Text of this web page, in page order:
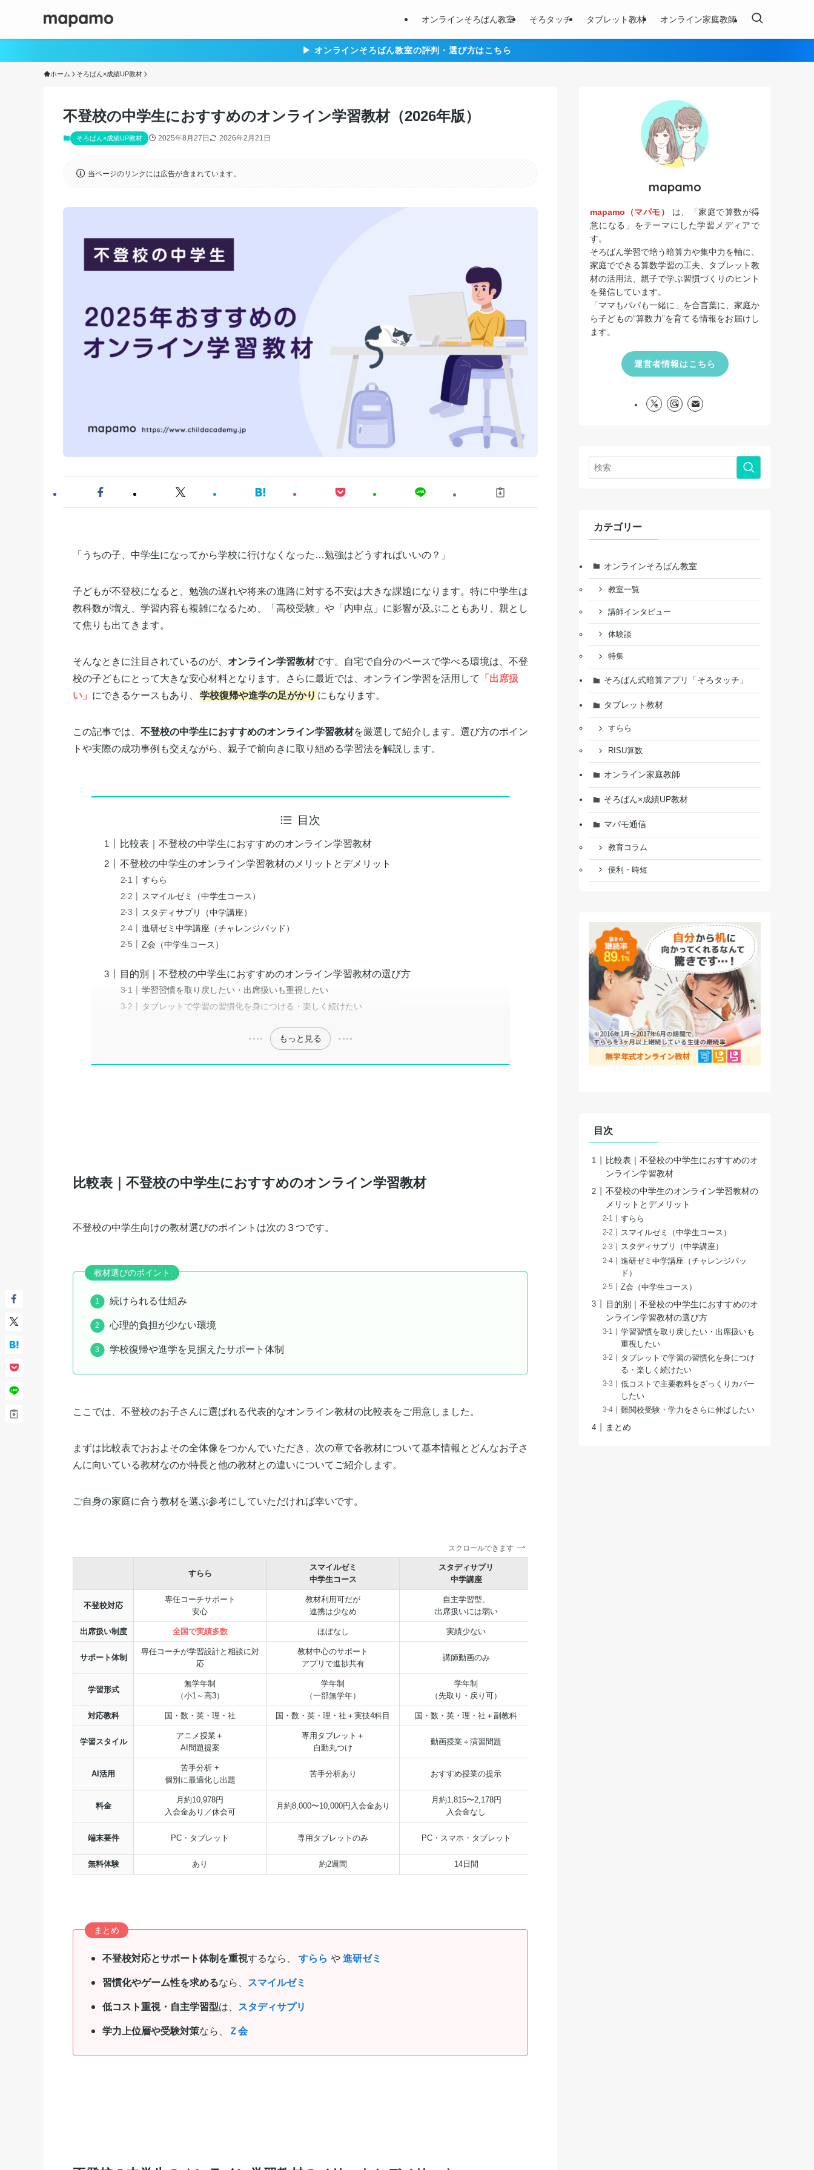
オンラインそろばん教室 そろタッチ タブレット教材 オンライン家庭教師
▶︎ オンラインそろばん教室の評判・選び方はこちら
ホーム そろばん×成績UP教材
不登校の中学生におすすめのオンライン学習教材（2026年版）
そろばん×成績UP教材 2025年8月27日 2026年2月21日
当ページのリンクには広告が含まれています。
「うちの子、中学生になってから学校に行けなくなった…勉強はどうすればいいの？」
子どもが不登校になると、勉強の遅れや将来の進路に対する不安は大きな課題になります。特に中学生は
教科数が増え、学習内容も複雑になるため、「高校受験」や「内申点」に影響が及ぶこともあり、親とし
て焦りも出てきます。
そんなときに注目されているのが、 オンライン学習教材です。自宅で自分のペースで学べる環境は、不登
校の子どもにとって大きな安心材料となります。さらに最近では、オンライン学習を活用して
「出席扱
い」 にできるケースもあり、 学校復帰や進学の足がかり にもなります。
この記事では、 不登校の中学生におすすめのオンライン学習教材を厳選して紹介します。選び方のポイン
トや実際の成功事例も交えながら、親子で前向きに取り組める学習法を解説します。
目次
比較表｜不登校の中学生におすすめのオンライン学習教材
不登校の中学生のオンライン学習教材のメリットとデメリット
すらら
スマイルゼミ（中学生コース）
スタディサプリ（中学講座）
進研ゼミ中学講座（チャレンジパッド）
Z会（中学生コース）
目的別｜不登校の中学生におすすめのオンライン学習教材の選び方
学習習慣を取り戻したい・出席扱いも重視したい
タブレットで学習の習慣化を身につける・楽しく続けたい
もっと見る
比較表｜不登校の中学生におすすめのオンライン学習教材
不登校の中学生向けの教材選びのポイントは次の３つです。
教材選びのポイント
続けられる仕組み
心理的負担が少ない環境
学校復帰や進学を見据えたサポート体制
ここでは、不登校のお子さんに選ばれる代表的なオンライン教材の比較表をご用意しました。
まずは比較表でおおよその全体像をつかんでいただき、次の章で各教材について基本情報とどんなお子さ
んに向いている教材なのか特長と他の教材との違いについてご紹介します。
ご自身の家庭に合う教材を選ぶ参考にしていただければ幸いです。
スクロールできます
すらら
スマイルゼミ
中学生コース
スタディサプリ
中学講座
不登校対応
専任コーチサポート
安心
教材利用可だが
連携は少なめ
自主学習型、
出席扱いには弱い
出席扱い制度 全国で実績多数 ほぼなし 実績少ない
サポート体制
専任コーチが学習設計と相談に対
応
教材中心のサポート
アプリで進捗共有
講師動画のみ
学習形式
無学年制
（小1～高3）
学年制
（一部無学年）
学年制
（先取り・戻り可）
対応教科 国・数・英・理・社 国・数・英・理・社＋実技4科目 国・数・英・理・社＋副教科
学習スタイル
アニメ授業＋
AI問題提案
専用タブレット＋
自動丸つけ
動画授業＋演習問題
AI活用
苦手分析 +
個別に最適化し出題
苦手分析あり おすすめ授業の提示
料金
月約10,978円
入会金あり／休会可
月約8,000〜10,000円入会金あり
月約1,815〜2,178円
入会金なし
端末要件 PC・タブレット 専用タブレットのみ PC・スマホ・タブレット
無料体験 あり 約2週間 14日間
まとめ
不登校対応とサポート体制を重視するなら、 すらら や 進研ゼミ
習慣化やゲーム性を求めるなら、 スマイルゼミ
低コスト重視・自主学習型は、 スタディサプリ
学力上位層や受験対策なら、 Ｚ会
mapamo
mapamo（マパモ） は、「家庭で算数が得
意になる」をテーマにした学習メディアで
す。
そろばん学習で培う暗算力や集中力を軸に、
家庭でできる算数学習の工夫、タブレット教
材の活用法、親子で学ぶ習慣づくりのヒント
を発信しています。
「ママもパパも一緒に」を合言葉に、家庭か
ら子どもの“算数力”を育てる情報をお届けし
ます。
運営者情報はこちら
カテゴリー
オンラインそろばん教室
教室一覧
講師インタビュー
体験談
特集
そろばん式暗算アプリ「そろタッチ」
タブレット教材
すらら
RISU算数
オンライン家庭教師
そろばん×成績UP教材
マパモ通信
教育コラム
便利・時短
目次
比較表｜不登校の中学生におすすめのオ
ンライン学習教材
不登校の中学生のオンライン学習教材の
メリットとデメリット
すらら
スマイルゼミ（中学生コース）
スタディサプリ（中学講座）
進研ゼミ中学講座（チャレンジパッ
ド）
Z会（中学生コース）
目的別｜不登校の中学生におすすめのオ
ンライン学習教材の選び方
学習習慣を取り戻したい・出席扱いも
重視したい
タブレットで学習の習慣化を身につけ
る・楽しく続けたい
低コストで主要教科をざっくりカバー
したい
難関校受験・学力をさらに伸ばしたい
まとめ